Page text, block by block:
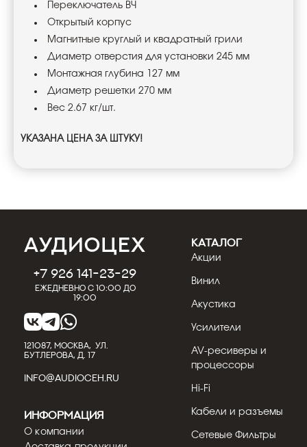
Переключатель ВЧ
Открытый корпус
Магнитные круглый и квадратный грили
Диаметр отверстия для установки 245 мм
Монтажная глубина 127 мм
Диаметр решетки 270 мм
Вес 2.67 кг/шт.
УКАЗАНА ЦЕНА ЗА ШТУКУ!
+7 926 141-23-29
Ежедневно с 10:00 до
19:00
121087, МОСКВА, УЛ.
БУТЛЕРОВА, Д. 17
INFO@AUDIOCEH.RU
КАТАЛОГ
Акции
Винил
Акустика
Усилители
AV-ресиверы и
процессоры
Hi-Fi
Кабели и разъемы
Сетевые Фильтры
Информация
О компании